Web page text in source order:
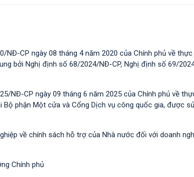
CP ngày 08 tháng 4 năm 2020 của Chính phủ về
bởi Nghị định số 68/2024/NĐ-CP, Nghị định số 69/
NĐ-CP ngày 09 tháng 6 năm 2025 của Chính phủ về
phận Một cửa và Cổng Dịch vụ công quốc gia, được
về chính sách hỗ trợ của Nhà nước đối với doanh
Chính phủ